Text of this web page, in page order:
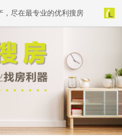
，尽在最专业的优利搜房